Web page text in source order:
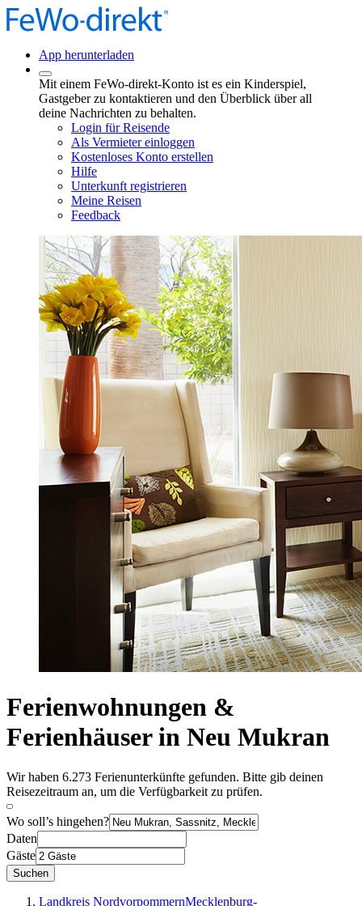
App herunterladen
Mit einem FeWo-direkt-Konto ist es ein Kinderspiel,
Gastgeber zu kontaktieren und den Überblick über all
deine Nachrichten zu behalten.
Login für Reisende
Als Vermieter einloggen
Kostenloses Konto erstellen
Hilfe
Unterkunft registrieren
Meine Reisen
Feedback
Ferienwohnungen &
Ferienhäuser in Neu Mukran
Wir haben 6.273 Ferienunterkünfte gefunden. Bitte gib deinen
Reisezeitraum an, um die Verfügbarkeit zu prüfen.
Wo soll’s hingehen?
Daten
Gäste
Suchen
Landkreis NordvorpommernMecklenburg-